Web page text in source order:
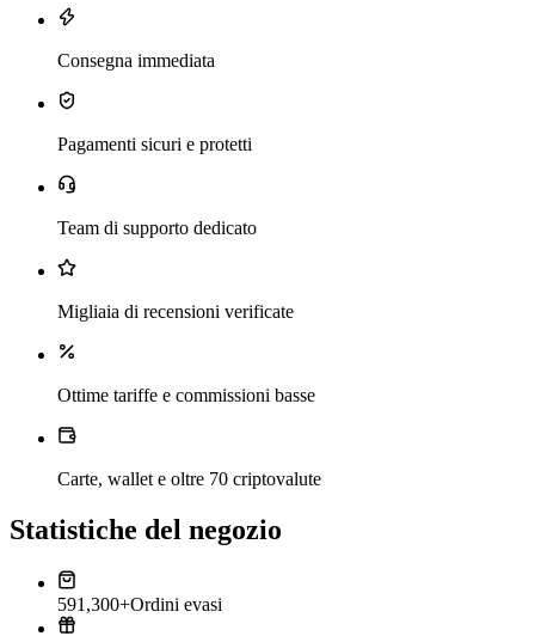
Consegna immediata
Pagamenti sicuri e protetti
Team di supporto dedicato
Migliaia di recensioni verificate
Ottime tariffe e commissioni basse
Carte, wallet e oltre 70 criptovalute
Statistiche del negozio
591,300+Ordini evasi